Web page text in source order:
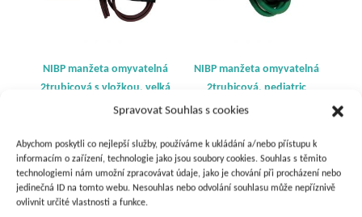
Spravovat Souhlas s cookies
Abychom poskytli co nejlepší služby, používáme k ukládání a/nebo přístupu k
informacím o zařízení, technologie jako jsou soubory cookies. Souhlas s těmito
technologiemi nám umožní zpracovávat údaje, jako je chování při procházení nebo
jedinečná ID na tomto webu. Nesouhlas nebo odvolání souhlasu může nepříznivě
ovlivnit určité vlastnosti a funkce.
NIBP manžeta omyvatelná
2trubicová s vložkou, velká
dospělá
Přidat do košíku
NIBP manžeta omyvatelná
2trubicová, pediatric
Přidat do košíku